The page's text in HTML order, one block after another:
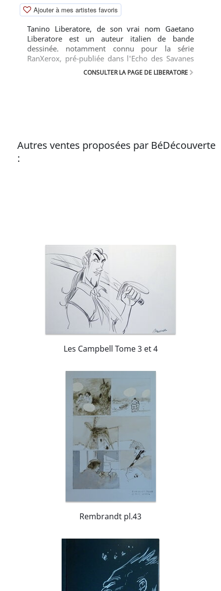
Ajouter à mes artistes favoris
Tanino Liberatore, de son vrai nom Gaetano
Liberatore est un auteur italien de bande
dessinée. notamment connu pour la série
RanXerox, pré-publiée dans l'Echo des Savanes
où il dépeint un univers futuriste ultra violent de
manière hyper réaliste.
CONSULTER LA PAGE DE LIBERATORE
Autres ventes proposées par BéDécouverte
:
Les Campbell Tome 3 et 4
Rembrandt pl.43